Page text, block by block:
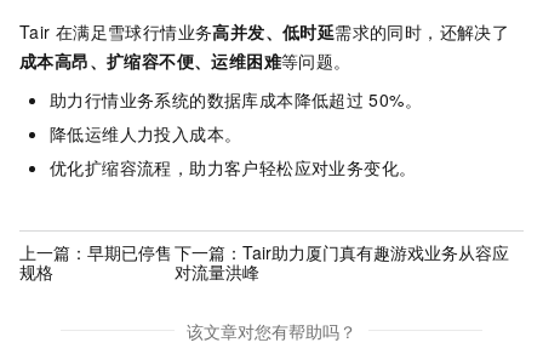
Tair 在满足雪球行情业务高并发、低时延需求的同时，还解决了
成本高昂、扩缩容不便、运维困难等问题。
助力行情业务系统的数据库成本降低超过 50%。
降低运维人力投入成本。
优化扩缩容流程，助力客户轻松应对业务变化。
上一篇： 早期已停售
规格
下一篇：Tair助力厦门真有趣游戏业务从容应
对流量洪峰
该文章对您有帮助吗？